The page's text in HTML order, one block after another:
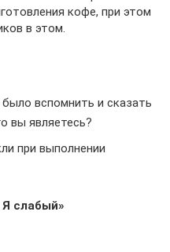
кофе, при этом
в этом.
вспомнить и сказать
вы являетесь?
при выполнении
слабый»